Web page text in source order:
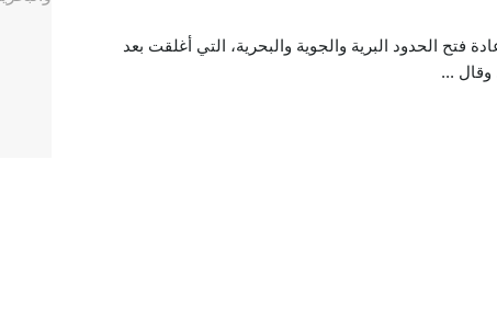
فتح الحدود البرية والجوية والبحرية، التي أغلقت بعد
وقال ...